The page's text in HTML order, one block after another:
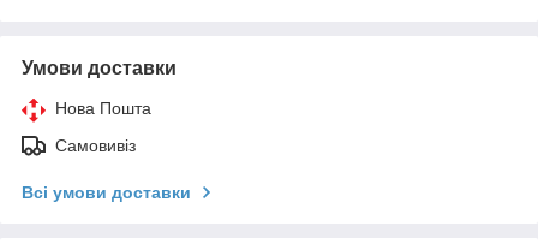
Умови доставки
Нова Пошта
Самовивіз
Всі умови доставки